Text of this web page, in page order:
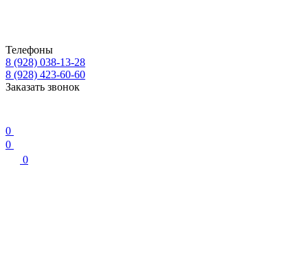
Телефоны
8 (928) 038-13-28
8 (928) 423-60-60
Заказать звонок
0
0
0